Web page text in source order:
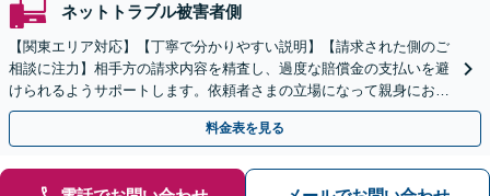
ネットトラブル被害者側
【関東エリア対応】【丁寧で分かりやすい説明】【請求された側のご
相談に注力】相手方の請求内容を精査し、過度な賠償金の支払いを避
けられるようサポートします。依頼者さまの立場になって親身にお話
を伺いますので、ぜひご相談ください。【WEB面談可】
料金表を見る